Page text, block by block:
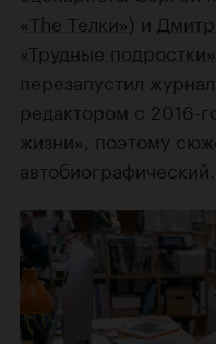
«The Телки») и
«Трудные подростки»
перезапустил
редактором с 2016-
жизни», поэтому
автобиографический.